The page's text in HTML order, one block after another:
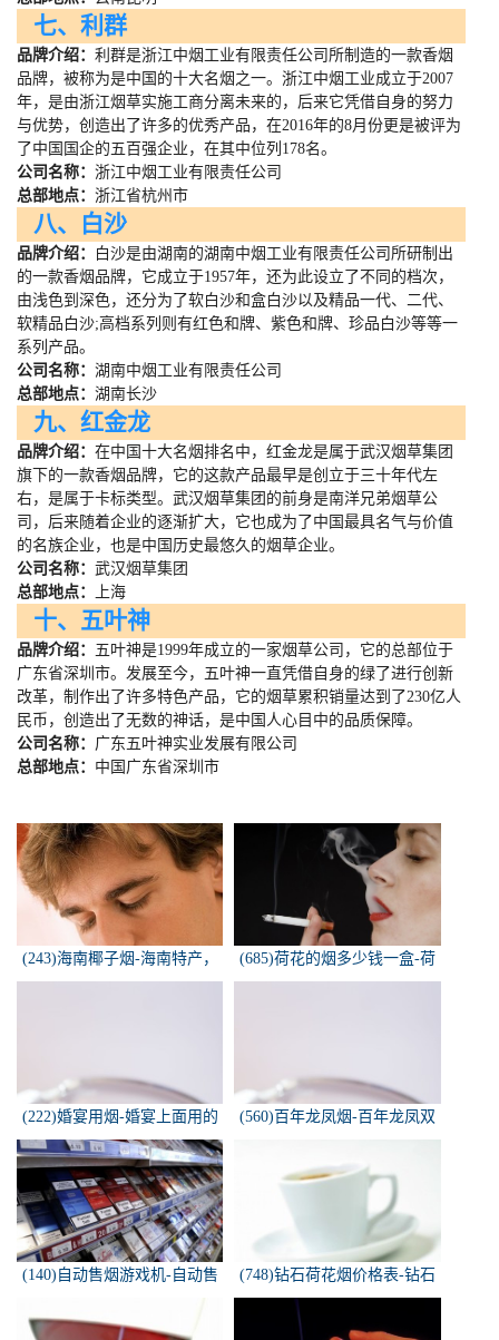
七、利群
品牌介绍： 利群是浙江中烟工业有限责任公司所制造的一款香烟
品牌，被称为是中国的十大名烟之一。浙江中烟工业成立于2007
年，是由浙江烟草实施工商分离未来的，后来它凭借自身的努力
与优势，创造出了许多的优秀产品，在2016年的8月份更是被评为
了中国国企的五百强企业，在其中位列 178名。
公司名称： 浙江中烟工业有限责任公司
总部地点： 浙江省杭州市
八、白沙
品牌介绍：
白沙是由湖南的湖南中烟工业有限责任公司所研制出
的一款香烟品牌，它成立于1957年，还为此设立了不同的档次，
由浅色到深色，还分为了软白沙和盒白沙以及精品一代、二代、
软精品白沙;高档系列则有红色和牌、紫色和牌、珍品白沙等等一
系列产品。
公司名称： 湖南中烟工业有限责任公司
总部地点： 湖南长沙
九、红金龙
品牌介绍： 在中国十大名烟排名中，红金龙是属于武汉烟草集团
旗下的一款香烟品牌，它的这款产品最早是创立于三十年代左
右，是属于卡标类型。武汉烟草集团的前身是南洋兄弟烟草公
司，后来随着企业的逐渐扩大，它也成为了中国最具名气与价值
的名族企业，也是中国历史最悠久的烟草企业。
公司名称： 武汉烟草集团
总部地点：
上海
十、五叶神
品牌介绍： 五叶神是1999年成立的一家烟草公司，它的总部位于
广东省深圳市。发展至今，五叶神一直凭借自身的绿了进行创新
改革，制作出了许多特色产品，它的烟草累积销量达到了230亿人
民币，创造出了无数的神话，是中国人心目中的品质保障。
公司名称： 广东五叶神实业发展有限公司
总部地点： 中国广东省深圳市
(243)海南椰子烟-海南特产，
椰子香烟，槟榔香烟，叶子包
(685)荷花的烟多少钱一盒-荷
花烟多少钱一盒
(222)婚宴用烟-婚宴上面用的
烟是怎样的
(560)百年龙凤烟-百年龙凤双
(140)自动售烟游戏机-自动售
(748)钻石荷花烟价格表-钻石
荷花烟多少钱一包